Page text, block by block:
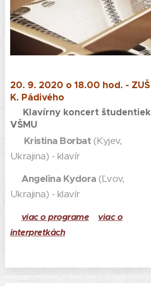
20. 9. 2020 o 18.00 hod. - ZUŠ
K. Pádivého
Klavírny koncert študentiek
VŠMU
Kristina Borbat (Kyjev,
Ukrajina) - klavír
Angelina Kydora (Ľvov,
Ukrajina) - klavír
viac o programe
viac o
interpretkách